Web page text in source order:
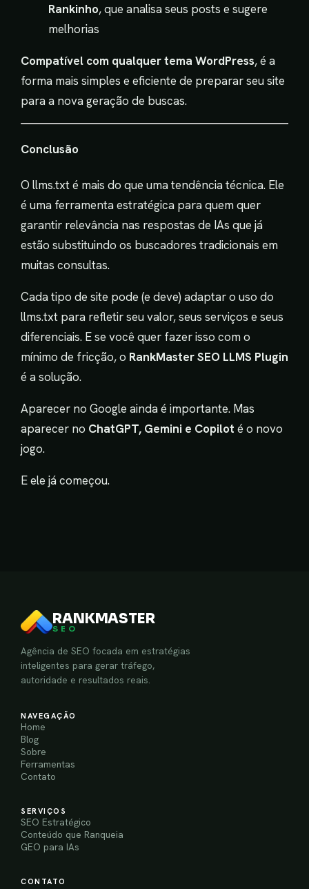
Rankinho, que analisa seus posts e sugere
melhorias
Compatível com qualquer tema WordPress, é a
forma mais simples e eficiente de preparar seu site
para a nova geração de buscas.
Conclusão
O llms.txt é mais do que uma tendência técnica. Ele
é uma ferramenta estratégica para quem quer
garantir relevância nas respostas de IAs que já
estão substituindo os buscadores tradicionais em
muitas consultas.
Cada tipo de site pode (e deve) adaptar o uso do
llms.txt para refletir seu valor, seus serviços e seus
diferenciais. E se você quer fazer isso com o
mínimo de fricção, o RankMaster SEO LLMS Plugin
é a solução.
Aparecer no Google ainda é importante. Mas
aparecer no ChatGPT, Gemini e Copilot é o novo
jogo.
E ele já começou.
RANKMASTER
SEO
Agência de SEO focada em estratégias
inteligentes para gerar tráfego,
autoridade e resultados reais.
NAVEGAÇÃO
Home
Blog
Sobre
Ferramentas
Contato
SERVIÇOS
SEO Estratégico
Conteúdo que Ranqueia
GEO para IAs
CONTATO